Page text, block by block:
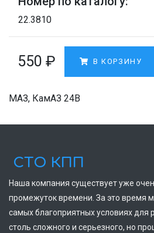
22.3810
550 ₽ В КОРЗИНУ
МАЗ, КамАЗ 24В
СТО КПП
Наша компания существует уже
промежуток времени. За это время
самых благоприятных условиях для
столь сложного и серьезного, но